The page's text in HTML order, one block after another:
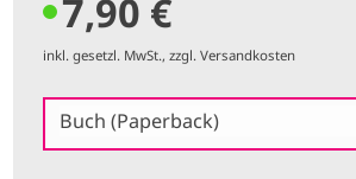
7,90 €
inkl. gesetzl. MwSt., zzgl. Versandkosten
Buch (Paperback)